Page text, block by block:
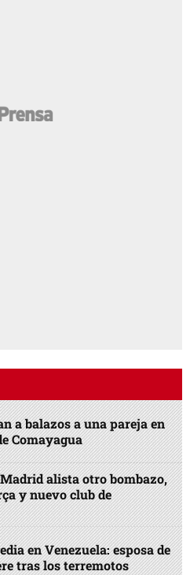
a balazos a una pareja en
Comayagua
alista otro bombazo,
y nuevo club de
en Venezuela: esposa de
tras los terremotos